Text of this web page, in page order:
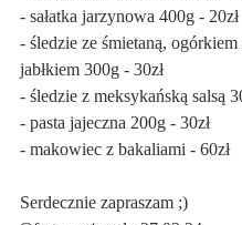
- sałatka jarzynowa 400g - 20zł
- śledzie ze śmietaną,
jabłkiem 300g - 30zł
- śledzie z meksykańską salsą
- pasta jajeczna 200g - 30zł
- makowiec z bakaliami - 60zł
Serdecznie zapraszam ;)